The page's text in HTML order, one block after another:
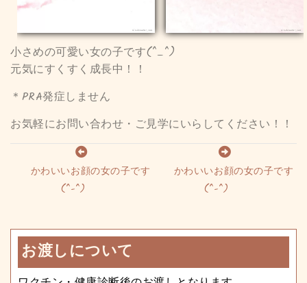
小さめの可愛い女の子です(^_^)
元気にすくすく成長中！！
＊PRA発症しません
お気軽にお問い合わせ・ご見学にいらしてください！！
かわいいお顔の女の子です
(^-^)
かわいいお顔の女の子です
(^-^)
お渡しについて